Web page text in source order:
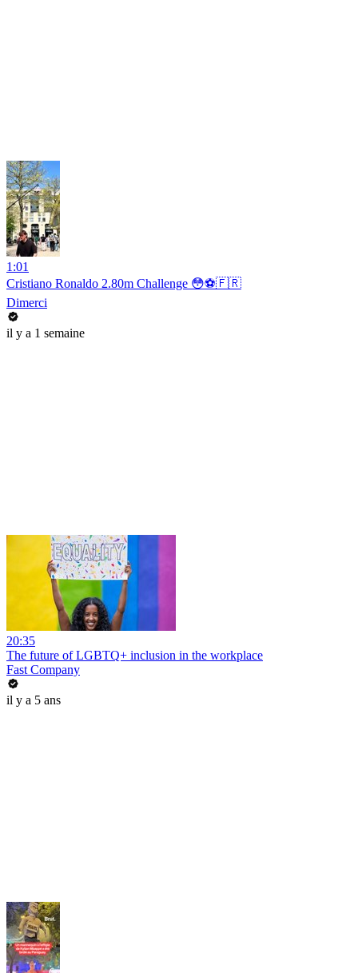
1:01
Cristiano Ronaldo 2.80m Challenge 😳⚽️🇫🇷
Dimerci
il y a 1 semaine
20:35
The future of LGBTQ+ inclusion in the workplace
Fast Company
il y a 5 ans